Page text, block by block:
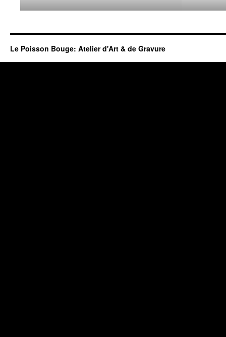
Le Poisson Bouge: Atelier d'Art & de Gravure